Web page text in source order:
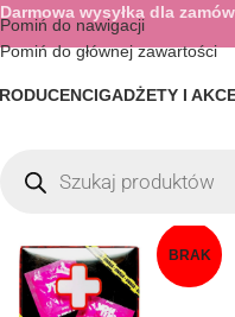
Pomiń do nawigacji
Pomiń do głównej zawartości
GADŻETY I
BRAK
Darmowa wysyłka dla